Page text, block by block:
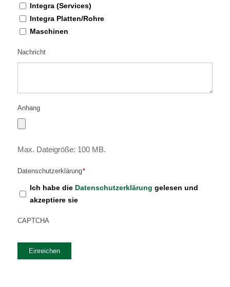
Integra (Services)
Integra Platten/Rohre
Maschinen
Nachricht
Anhang
Max. Dateigröße: 100 MB.
Datenschutzerklärung*
Ich habe die Datenschutzerklärung gelesen und
akzeptiere sie
CAPTCHA
Einreichen